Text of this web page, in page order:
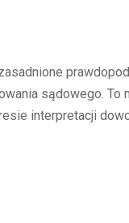
sądowego.
interpretacji